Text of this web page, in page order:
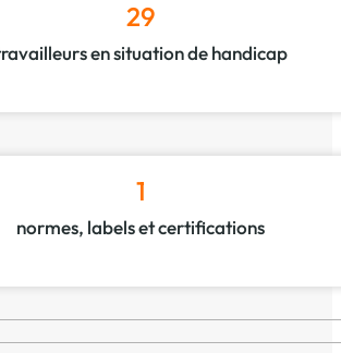
29
en situation de handicap
1
normes, labels et certifications